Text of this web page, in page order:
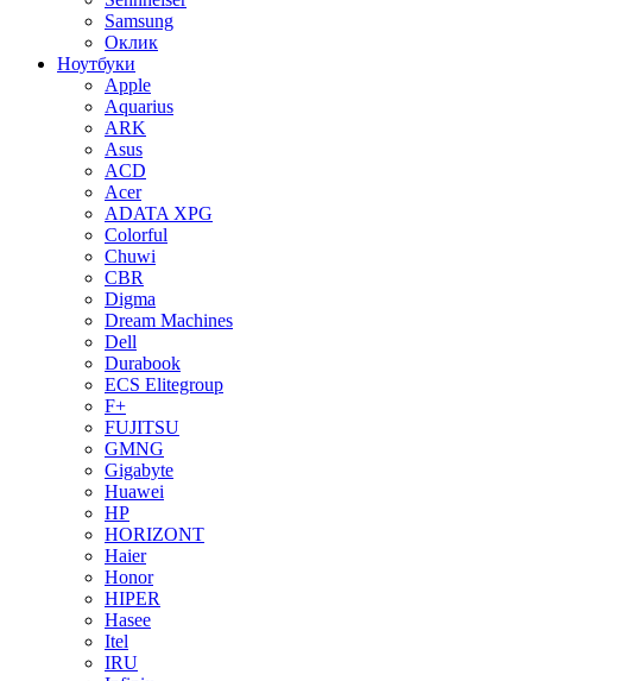
Samsung
Оклик
Ноутбуки
Apple
Aquarius
ARK
Asus
ACD
Acer
ADATA XPG
Colorful
Chuwi
CBR
Digma
Dream Machines
Dell
Durabook
ECS Elitegroup
F+
FUJITSU
GMNG
Gigabyte
Huawei
HP
HORIZONT
Haier
Honor
HIPER
Hasee
Itel
IRU